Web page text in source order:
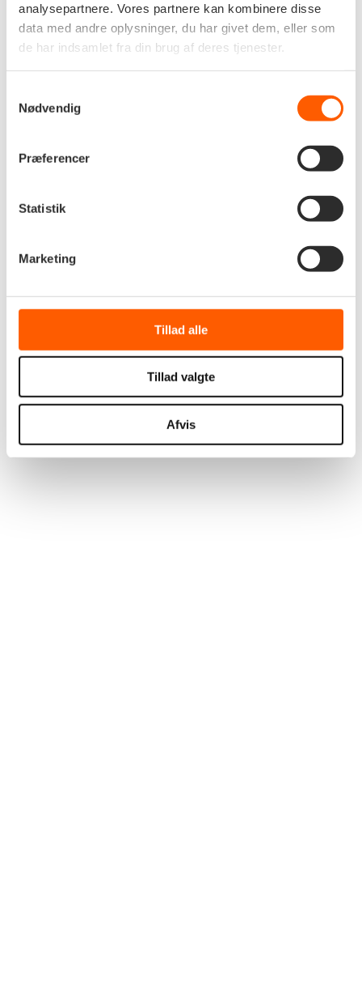
analysepartnere. Vores partnere kan kombinere disse
data med andre oplysninger, du har givet dem, eller som
de har indsamlet fra din brug af deres tjenester.
Nødvendig
Præferencer
Statistik
Marketing
Tillad alle
Tillad valgte
Afvis